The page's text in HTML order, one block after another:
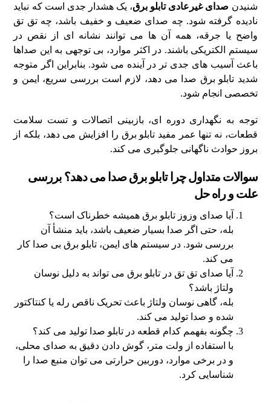
شنیدن صدای غیرعادی تابلو برق، یک هشدار جدی است که نباید
نادیده گرفته شود. چه صدای ضعیف و خفیف باشد، چه تق‌ تق
واضح یا جرقه، همه آن‌ ها می‌ توانند نشانه‌ ای از نقص در
سیستم الکتریکی باشند. در اکثر موارد، بی‌ توجهی به این صداها
باعث آسیب‌ های جدی‌ تر در آینده می‌ شود. بنابراین اگر متوجه
شدید تابلو برق صدا می‌ دهد، لازم است بررسی سریع، ایمن و
تخصصی انجام شود.
توجه به نگهداری دوره‌ ای، بازبینی اتصالات و تست سلامت
قطعات، نه‌ تنها عمر مفید تابلو برق را افزایش می‌ دهد، بلکه از
بروز حوادث ناگهانی جلوگیری می‌ کند.
سوالات متداول چرا تابلو برق صدا می‌ دهد؟ بررسی
علت و راه‌ حل
آیا صدای وزوز تابلو برق همیشه خطرناک است؟
بله، حتی اگر صدا بسیار ضعیف باشد، باید منشأ آن
بررسی شود. در سیستم‌ های ایمن، تابلو برق بی‌ صدا کار
می‌ کند.
آیا صدای تق‌ تق در تابلو برق می‌ تواند به دلیل نوسان
ولتاژ باشد؟
بله، گاهی نوسان ولتاژ باعث تحریک ناقص رله یا کنتاکتور
شده و صدا تولید می‌ کند.
چگونه بفهمم کدام قطعه در تابلو صدا تولید می‌ کند؟
با استفاده از ولت‌ متر، گوش‌ دادن دقیق به صدای محلی،
و در برخی موارد، دوربین حرارتی می‌ توان منبع صدا را
شناسایی کرد.